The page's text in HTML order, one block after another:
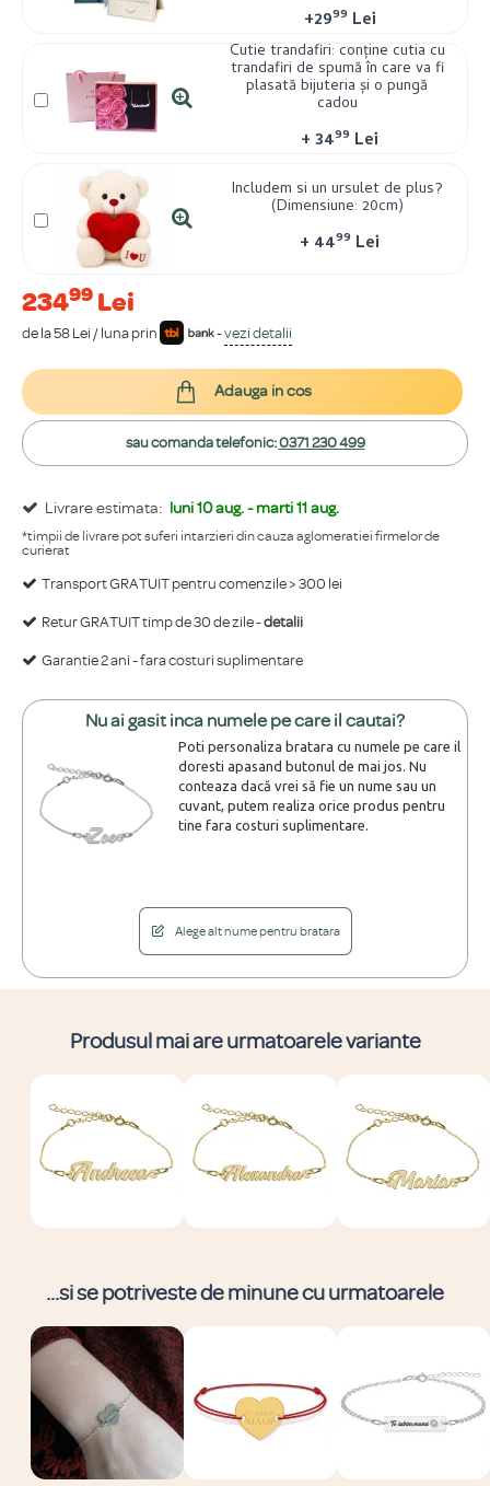
Livrare estimata: luni 10 aug. - marti 11 aug.
*timpii de livrare pot suferi intarzieri din cauza aglomeratiei firmelor de
curierat
Transport GRATUIT pentru comenzile > 300 lei
Retur GRATUIT timp de 30 de zile -detalii
Garantie 2 ani - fara costuri suplimentare
23499 Lei
de la 58 Lei / luna prin -vezi detalii
+2999 Lei
Cutie trandafiri: conține cutia cu
trandafiri de spumă în care va fi
plasată bijuteria și o pungă
cadou
+3499 Lei
Includem si un ursulet de plus?
(Dimensiune: 20cm)
+ 4499 Lei
Adauga in cos
sau comanda telefonic:0371 230 499
Nu ai gasit inca numele pe care il cautai?
Poti personaliza bratara cu numele pe care il
doresti apasand butonul de mai jos. Nu
conteaza dacă vrei să fie un nume sau un
cuvant, putem realiza orice produs pentru
tine fara costuri suplimentare.
Alege alt nume pentru bratara
Produsul mai are urmatoarele variante
...si se potriveste de minune cu urmatoarele